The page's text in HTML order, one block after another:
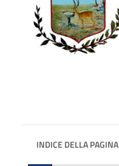
INDICE DELLA PAGINA